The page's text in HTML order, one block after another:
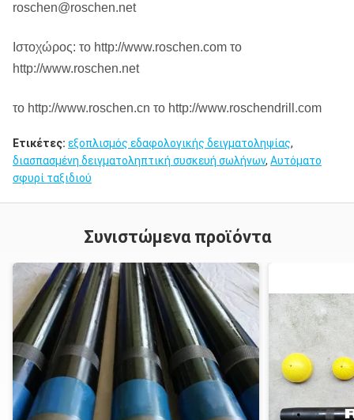
roschen@roschen.net
Ιστοχώρος: το http://www.roschen.com το
http://www.roschen.net
το http://www.roschen.cn το http://www.roschendrill.com
Ετικέτες: εξοπλισμός εδαφολογικής δειγματοληψίας,
διασπασμένη δειγματοληπτική συσκευή σωλήνων, Αυτόματο
σφυρί ταξιδιού
Συνιστώμενα προϊόντα